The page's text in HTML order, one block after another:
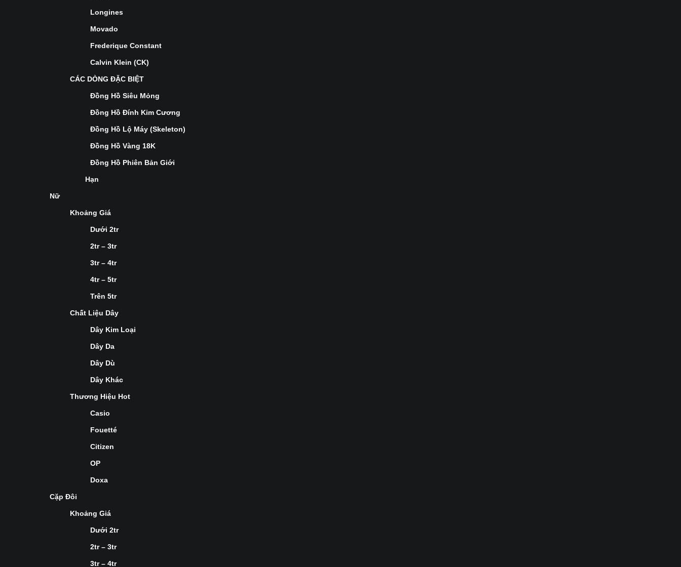
Longines
Movado
Frederique Constant
Calvin Klein (CK)
CÁC DÒNG ĐẶC BIỆT
Đồng Hồ Siêu Mỏng
Đồng Hồ Đính Kim Cương
Đồng Hồ Lộ Máy (Skeleton)
Đồng Hồ Vàng 18K
Đồng Hồ Phiên Bản Giới
Hạn
Nữ
Khoảng Giá
Dưới 2tr
2tr – 3tr
3tr – 4tr
4tr – 5tr
Trên 5tr
Chất Liệu Dây
Dây Kim Loại
Dây Da
Dây Dù
Dây Khác
Thương Hiệu Hot
Casio
Fouetté
Citizen
OP
Doxa
Cặp Đôi
Khoảng Giá
Dưới 2tr
2tr – 3tr
3tr – 4tr